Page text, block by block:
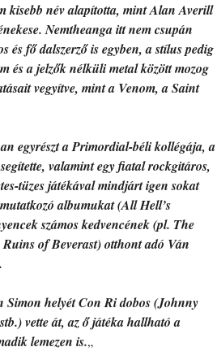
kisebb név alapította, mint Alan Averill
Nemtheanga itt nem csupán
és fő dalszerző is egyben, a stílus pedig
és a jelzők nélküli metal között mozog
vegyítve, mint a Venom, a Saint
egyrészt a Primordial-béli kollégája, a
valamint egy fiatal rockgitáros,
tüzes játékával mindjárt igen sokat
albumukat (All Hell’s
számos kedvencének (pl. The
of Beverast) otthont adó Ván
Simon helyét Con Ri dobos (Johnny
vette át, az ő játéka hallható a
lemezen is.„